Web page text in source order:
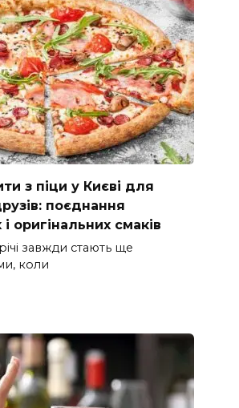
з піци у Києві для
поєднання
оригінальних смаків
завжди стають ще
коли